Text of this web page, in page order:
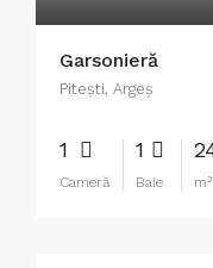
Garsonieră
Piteşti, Argeș
1
Cameră
1
Baie m²